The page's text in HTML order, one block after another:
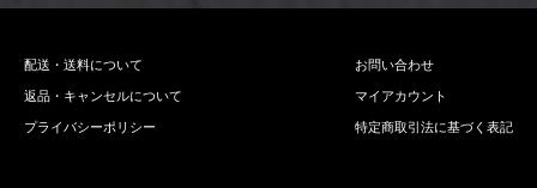
配送・送料について
返品・キャンセルについて
プライバシーポリシー
お問い合わせ
マイアカウント
特定商取引法に基づく表記